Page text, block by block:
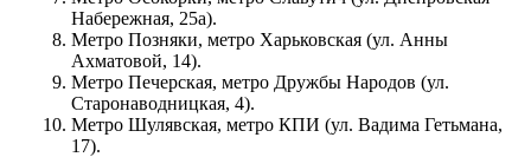
Набережная, 25а).
Метро Позняки, метро Харьковская (ул. Анны
Ахматовой, 14).
Метро Печерская, метро Дружбы Народов (ул.
Старонаводницкая, 4).
Метро Шулявская, метро КПИ (ул. Вадима Гетьмана,
17).